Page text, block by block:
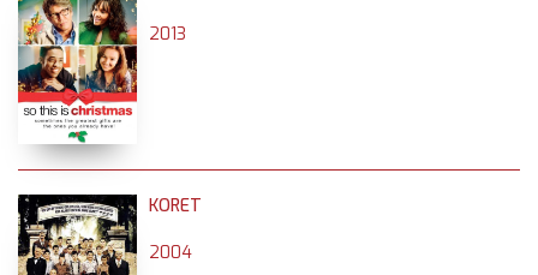
2013
KORET
2004